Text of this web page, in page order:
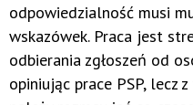
odpowiedzialność musi
wskazówek. Praca jest
odbierania zgłoszeń od
opiniując prace PSP, lecz